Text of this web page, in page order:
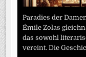
Paradies der
Émile Zolas
das sowohl
vereint. Die